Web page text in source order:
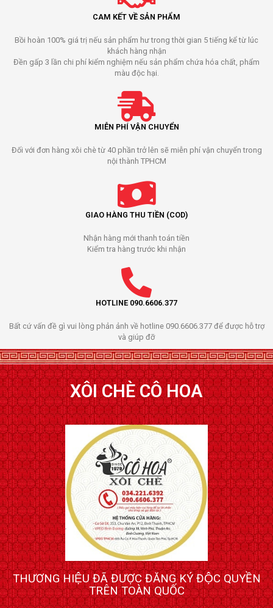
CAM KẾT VỀ SẢN PHẨM
Bồi hoàn 100% giá trị nếu sản phẩm hư trong thời gian 5 tiếng kể từ lúc
khách hàng nhận
Đền gấp 3 lần chi phí kiểm nghiệm nếu sản phẩm chứa hóa chất, phẩm
màu độc hại.
MIỄN PHÍ VẬN CHUYỂN
Đối với đơn hàng xôi chè từ 40 phần trở lên sẽ miễn phí vận chuyển trong
nội thành TPHCM
GIAO HÀNG THU TIỀN (COD)
Nhận hàng mới thanh toán tiền
Kiểm tra hàng trước khi nhận
HOTLINE 090.6606.377
Bất cứ vấn đề gì vui lòng phản ảnh về hotline 090.6606.377 để được hỗ trợ
và giúp đỡ
XÔI CHÈ CÔ HOA
THƯƠNG HIỆU ĐÃ ĐƯỢC ĐĂNG KÝ ĐỘC QUYỀN
TRÊN TOÀN QUỐC